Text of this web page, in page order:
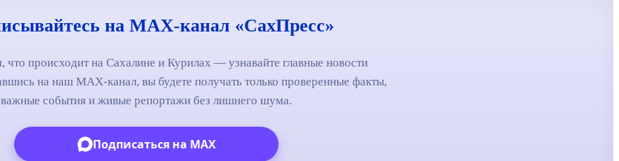
на MAX-канал «СахПресс»
что происходит на Сахалине и Курилах — узнавайте главные новости
на наш MAX-канал, вы будете получать только проверенные факты,
важные события и живые репортажи без лишнего шума.
Подписаться на MAX